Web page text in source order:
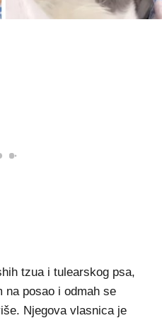
tzua i tulearskog psa,
na posao i odmah se
Njegova vlasnica je